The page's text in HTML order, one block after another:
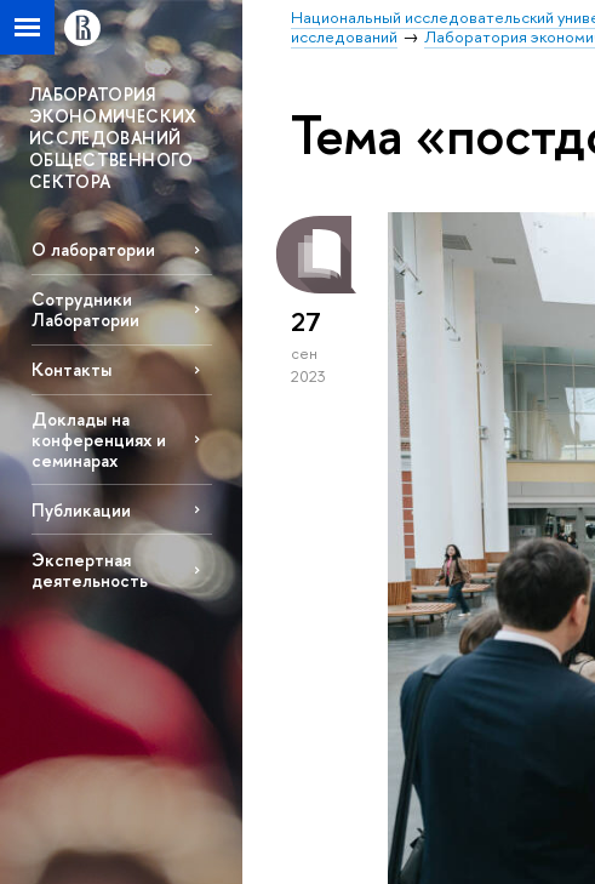
Национальный исследовательский
исследований
Лаборатория
ЛАБОРАТОРИЯ
ЭКОНОМИЧЕСКИХ
ИССЛЕДОВАНИЙ
ОБЩЕСТВЕННОГО
СЕКТОРА
О лаборатории
Сотрудники
Лаборатории
Контакты
Доклады на
конференциях и
семинарах
Публикации
Экспертная
деятельность
Тема
27
сен
2023